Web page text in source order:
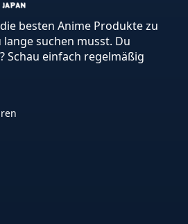
besten Anime Produkte zu
suchen musst. Du
Schau einfach regelmäßig